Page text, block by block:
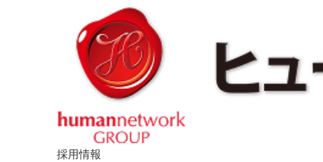
採用情報